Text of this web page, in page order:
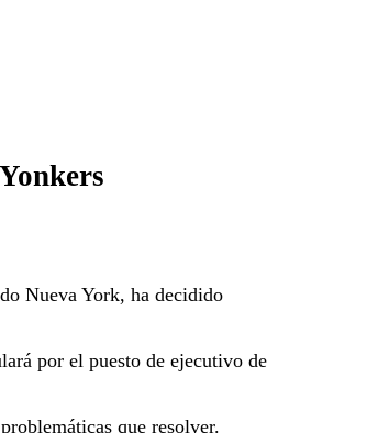
Nueva York, ha decidido
por el puesto de ejecutivo de
que resolver.